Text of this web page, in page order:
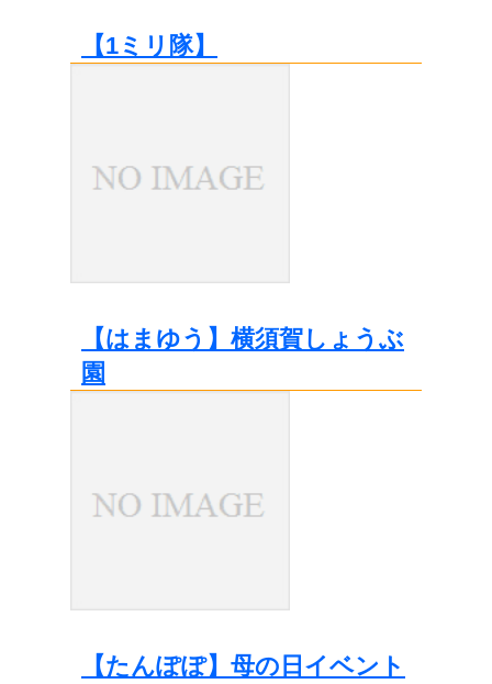
【1ミリ隊】
【はまゆう】横須賀しょうぶ
園
【たんぽぽ】母の日イベント